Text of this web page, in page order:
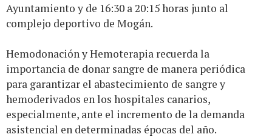
Ayuntamiento y de 16:30 a 20:15 horas junto al
complejo deportivo de Mogán.
Hemodonación y Hemoterapia recuerda la
importancia de donar sangre de manera periódica
para garantizar el abastecimiento de sangre y
hemoderivados en los hospitales canarios,
especialmente, ante el incremento de la demanda
asistencial en determinadas épocas del año.